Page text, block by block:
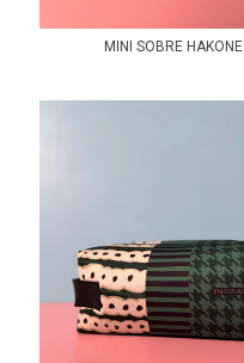
MINI SOBRE HAKONE